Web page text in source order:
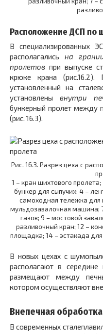
Расположение ДСП по
В специализированных
располагалисьна
пролетов при выпуске
крюке крана
установленный на
установлены внутри
бункерный пролет между
(рис. 16.3).
Рис. 16.З. Разрез цеха с
1 – кран шихтового
бункер для сыпучих; 4 –
самоходная тележка для
мульдозавалочная машина;
газов; 9 – мостовой
разливочный кран; 12 –
площадка; 14 – эстакада
В новых цехах с
располагают в середине
размещают между
котором осуществляют
Внепечная
В современных